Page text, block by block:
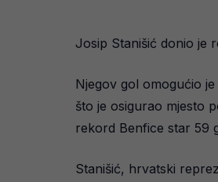
Josip Stanišić donio je
Njegov gol omogućio
što je osigurao mjesto
rekord Benfice star 59
Stanišić, hrvatski